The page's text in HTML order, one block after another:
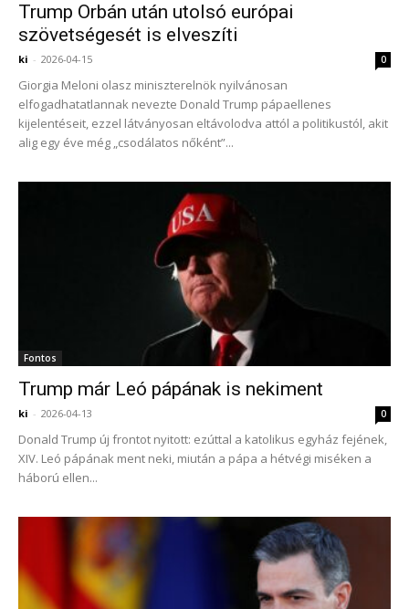
Trump Orbán után utolsó európai
szövetségesét is elveszíti
ki - 2026-04-15 0
Giorgia Meloni olasz miniszterelnök nyilvánosan
elfogadhatatlannak nevezte Donald Trump pápaellenes
kijelentéseit, ezzel látványosan eltávolodva attól a politikustól, akit
alig egy éve még „csodálatos nőként”...
Fontos
Trump már Leó pápának is nekiment
ki - 2026-04-13 0
Donald Trump új frontot nyitott: ezúttal a katolikus egyház fejének,
XIV. Leó pápának ment neki, miután a pápa a hétvégi miséken a
háború ellen...